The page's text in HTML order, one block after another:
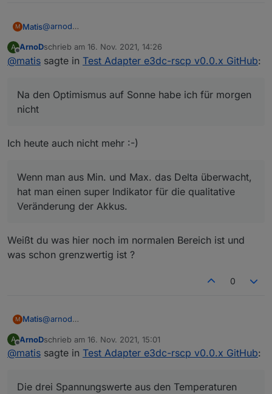
M Matis@arnod
:)
Hab mir mal die Bat. angeschaut. Die drei
Spannungswerte aus den Temperaturen sind übrigens
nur für die LG Batterien)
Wenn es das Batteriemanagement nicht mehr schafft das
überdurchschnittlich (letzte Zeile).
A
Offline
ArnoDschrieb am 16. Nov. 2021, 14:26
zuletzt editiert von
@matis sagte in Test Adapter e3dc-rscp v0.0.x GitHub:
Na den Optimismus auf Sonne habe ich für morgen
nicht
Ich heute auch nicht mehr :-)
Wenn man aus Min. und Max. das Delta überwacht,
hat man einen super Indikator für die qualitative
Veränderung der Akkus.
Weißt du was hier noch im normalen Bereich ist und
was schon grenzwertig ist ?
0
M Matis@arnod
:)
Hab mir mal die Bat. angeschaut. Die drei
Spannungswerte aus den Temperaturen sind übrigens
nur für die LG Batterien)
A
Offline
ArnoDschrieb am 16. Nov. 2021, 15:01
zuletzt editiert von
@matis sagte in Test Adapter e3dc-rscp v0.0.x GitHub:
Die drei Spannungswerte aus den Temperaturen